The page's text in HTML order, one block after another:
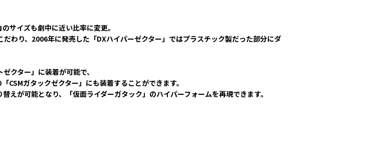
サイズも劇中に近い比率に変更。
わり、2006年に発売した「DXハイパーゼクター」ではプラスチック製だった部分にダ
クター」に装着が可能で、
CSMガタックゼクター」にも装着することができます。
えが可能となり、「仮面ライダーガタック」のハイパーフォームを再現できます。